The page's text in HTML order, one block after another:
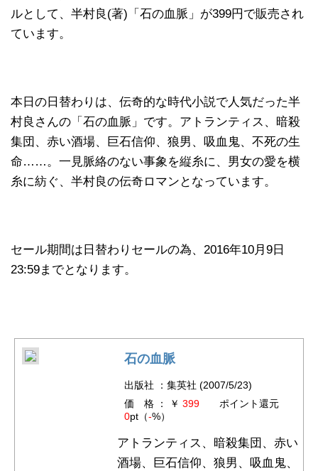
ルとして、半村良(著)「石の血脈」が399円で販売され
ています。
本日の日替わりは、伝奇的な時代小説で人気だった半
村良さんの「石の血脈」です。アトランティス、暗殺
集団、赤い酒場、巨石信仰、狼男、吸血鬼、不死の生
命……。一見脈絡のない事象を縦糸に、男女の愛を横
糸に紡ぐ、半村良の伝奇ロマンとなっています。
セール期間は日替わりセールの為、2016年10月9日
23:59までとなります。
石の血脈
出版社 ：集英社 (2007/5/23)
価 格 ： ￥ 399ポイント還元
0pt（-%）
アトランティス、暗殺集団、赤い
酒場、巨石信仰、狼男、吸血鬼、